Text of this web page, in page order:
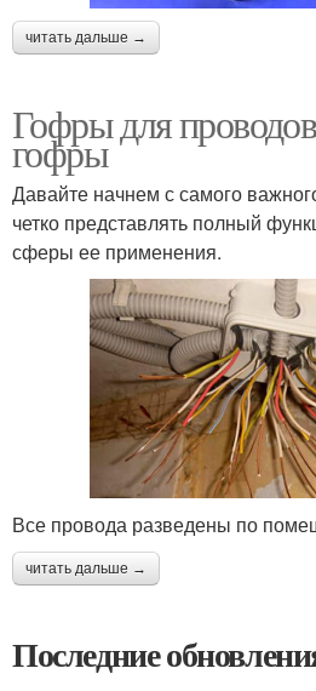
читать дальше →
Гофры для
гофры
Давайте начнем с самого
четко представлять полный
сферы ее применения.
Все провода разведены по
читать дальше →
Последние